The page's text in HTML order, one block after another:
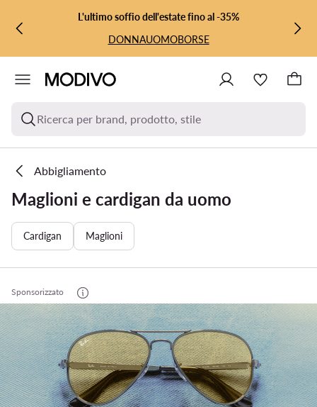
VAI AL CONTENUTO PRINCIPALE
VAI ALLA RICERCAL'ultimo soffio dell'estate fino al -35%
DONNAUOMOBORSE
Ricerca per brand, prodotto, stile
Abbigliamento
Maglioni e cardigan da uomo
Cardigan Maglioni
Sponsorizzato